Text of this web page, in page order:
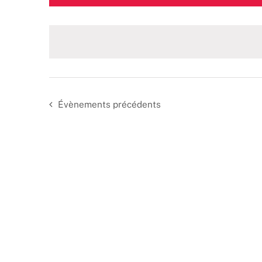
une
Évènements précédents